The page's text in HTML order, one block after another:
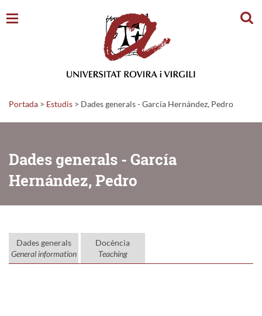
Portada > Estudis > Dades generals - García Hernández, Pedro
Dades generals - García
Hernández, Pedro
Dades generals
General information
Docència
Teaching